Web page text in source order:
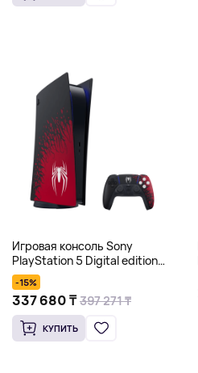
Игровая консоль Sony
PlayStation 5 Digital edition
Marvel’s Spider-Man 2 Limited
Edition Bundle (PS5), 825 Гб
-15%
337 680 ₸ 397 271 ₸
КУПИТЬ